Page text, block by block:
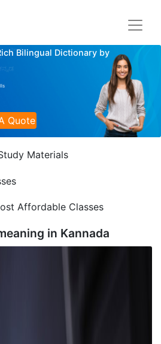
Bilingual Dictionary by
Quote
Materials
Affordable Classes
in Kannada